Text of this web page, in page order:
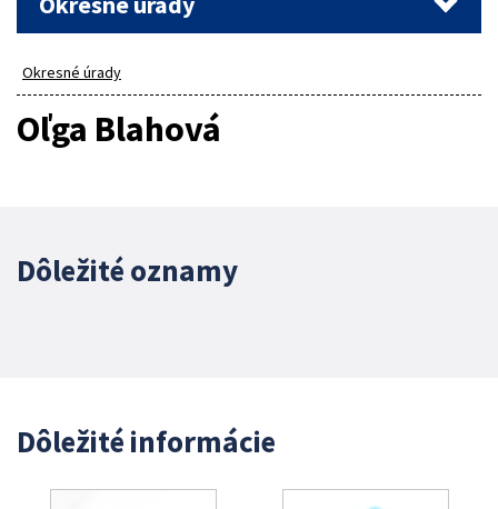
Okresné úrady
Oľga Blahová
Dôležité oznamy
Dôležité informácie